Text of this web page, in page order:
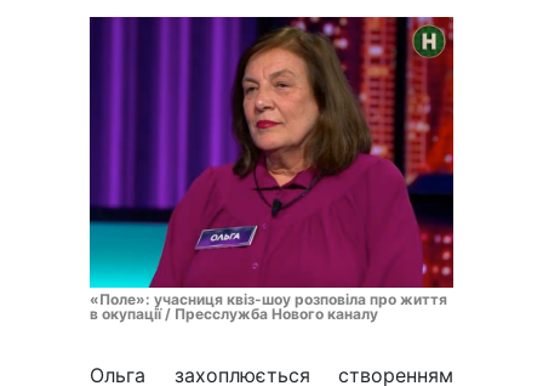
«Поле»: учасниця квіз-шоу розповіла про життя
в окупації / Пресслужба Нового каналу
Ольга захоплюється створенням